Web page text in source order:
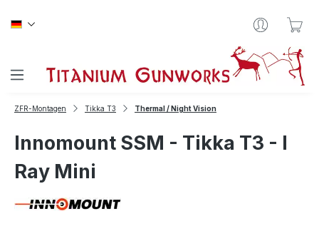
ZFR-Montagen Tikka T3 Thermal / Night Vision
Innomount SSM - Tikka T3 - I
Ray Mini